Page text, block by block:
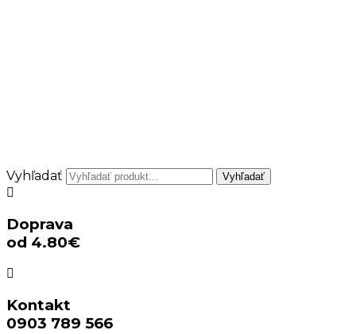
Vyhľadať Vyhľadať
Doprava
od 4.80€
Kontakt
0903 789 566